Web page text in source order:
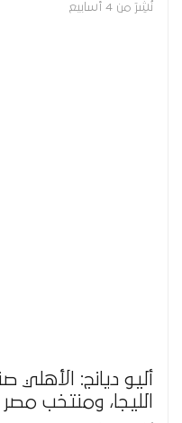
نُشِرَ من 4 أسابيع
أليو ديانج:
الليجا، ومنتخب